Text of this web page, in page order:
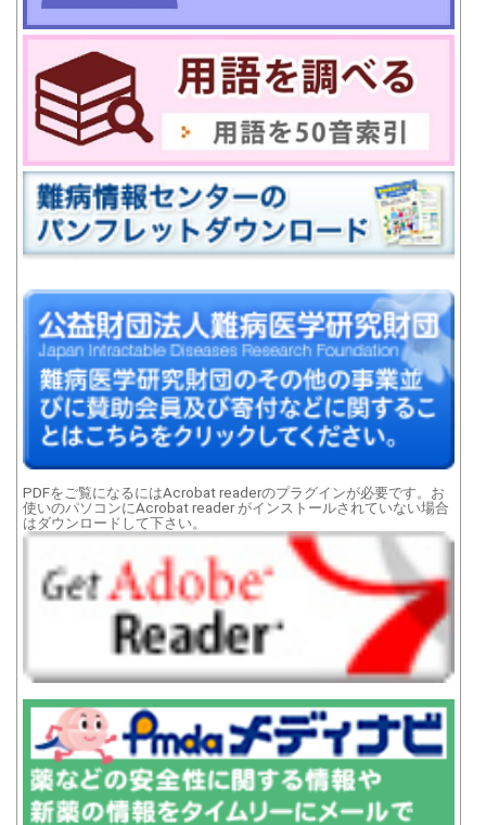
PDFをご覧になるにはAcrobat readerのプラグインが必要です。お
使いのパソコンにAcrobat reader がインストールされていない場合
はダウンロードして下さい。